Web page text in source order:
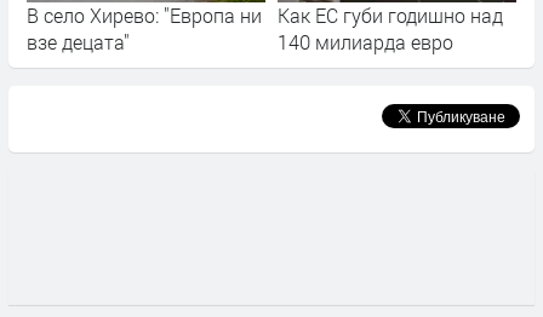
В село Хирево: "Европа ни
взе децата"
Как ЕС губи годишно над
140 милиарда евро